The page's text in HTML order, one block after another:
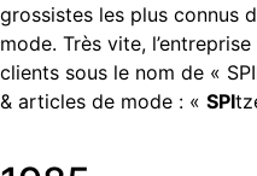
grossistes les plus connus
mode. Très vite,
clients sous le nom de «
& articles de mode : « SPI